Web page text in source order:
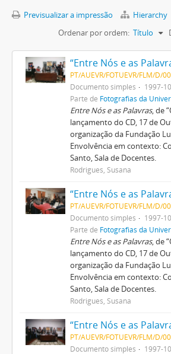
Previsualizar a impressão Hierarchy
Ordenar por ordem: Título
“Entre Nós e as
PT/AUEVR/FOTUEVR/FLM/D/
Documento simples
1997-
Parte de Fotografias da
Entre Nós e as Palavras, de
lançamento do CD, 17 de
organização da Fundação
Envolvência em contexto:
Santo, Sala de Docentes.
Rodrigues, Susana
“Entre Nós e as
PT/AUEVR/FOTUEVR/FLM/D/
Documento simples
1997-
Parte de Fotografias da
Entre Nós e as Palavras, de
lançamento do CD, 17 de
organização da Fundação
Envolvência em contexto:
Santo, Sala de Docentes.
Rodrigues, Susana
“Entre Nós e as
PT/AUEVR/FOTUEVR/FLM/D/
Documento simples
1997-